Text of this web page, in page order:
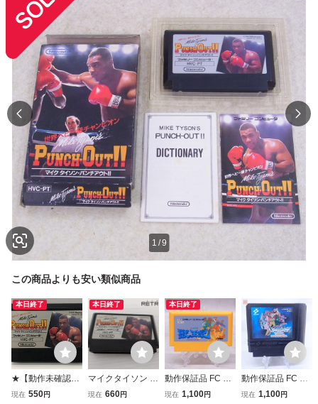
1 /9
この商品よりも安い類似商品
本日終了
★【動作未確認】
任天堂ファミコン
現在 550円
本日終了
マイクタイソン パ
ンチアウト ファミ
現在 660円
本日終了
動作保証品 FC フ
ァミコン 獣王記
現在 1,100円
動作保証品 FC フ
ァミコン ラグラン
現在 1,100円